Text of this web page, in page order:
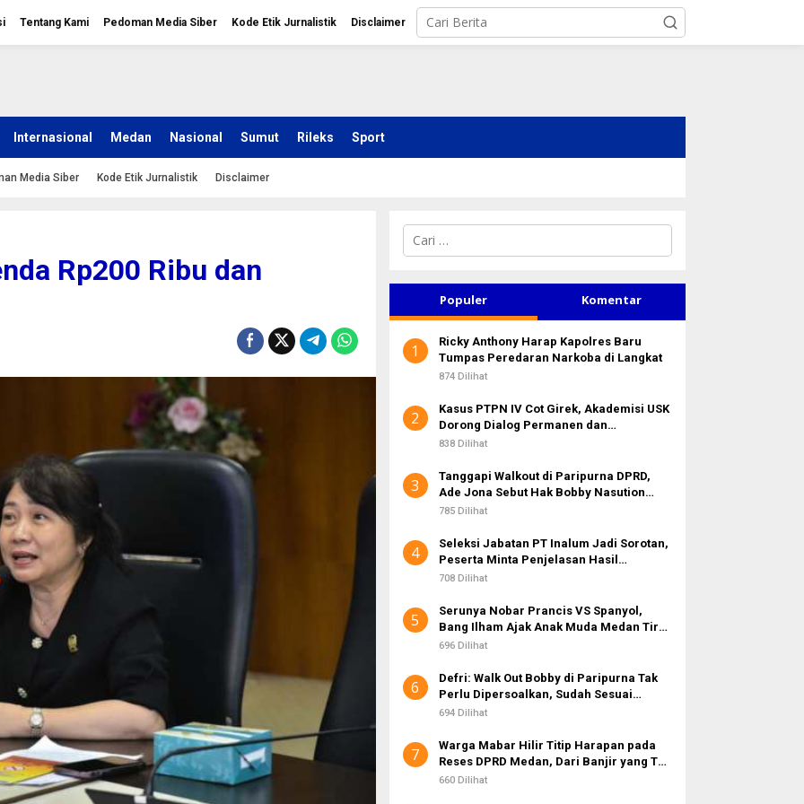
Tentang Kami Pedoman Media Siber Kode Etik Jurnalistik Disclaimer
Internasional Medan Nasional Sumut Rileks Sport
Media Siber Kode Etik Jurnalistik Disclaimer
Rp200 Ribu dan
C
i
n
u
k
Populer Komentar
1
Ricky Anthony Harap Kapolres Baru
Tumpas Peredaran Narkoba di Langkat
874 Dilihat
2
Kasus PTPN IV Cot Girek, Akademisi USK
Dorong Dialog Permanen dan
Penegakan Hukum
838 Dilihat
3
Tanggapi Walkout di Paripurna DPRD,
Ade Jona Sebut Hak Bobby Nasution
Sebagai Kepala Daerah
785 Dilihat
4
Seleksi Jabatan PT Inalum Jadi Sorotan,
Peserta Minta Penjelasan Hasil
Assessment
708 Dilihat
5
Serunya Nobar Prancis VS Spanyol,
Bang Ilham Ajak Anak Muda Medan Tiru
Kejayaan Legenda Bola 80-an
696 Dilihat
6
Defri: Walk Out Bobby di Paripurna Tak
Perlu Dipersoalkan, Sudah Sesuai
Kourum
694 Dilihat
7
Warga Mabar Hilir Titip Harapan pada
Reses DPRD Medan, Dari Banjir yang Tak
Kunjung Surut hingga Layanan IKD
660 Dilihat